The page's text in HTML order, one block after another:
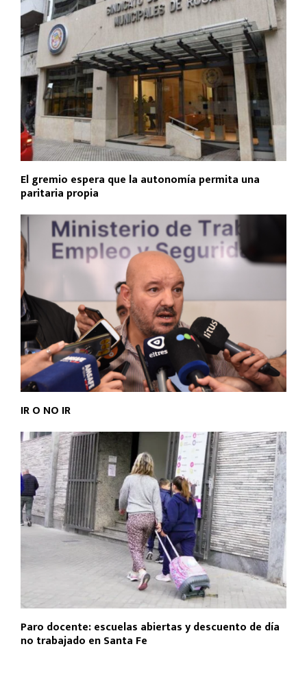
El gremio espera que la autonomía permita una
paritaria propia
IR O NO IR
Paro docente: escuelas abiertas y descuento de día
no trabajado en Santa Fe